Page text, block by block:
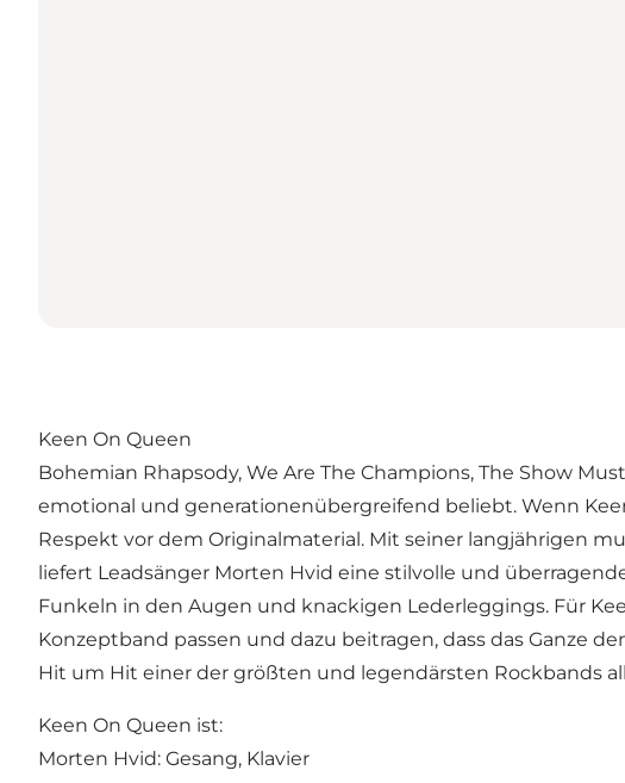
Keen On Queen
Bohemian Rhapsody, We Are The Champions, The Show
emotional und generationenübergreifend beliebt. Wenn
Respekt vor dem Originalmaterial. Mit seiner langjährigen
liefert Leadsänger Morten Hvid eine stilvolle und
Funkeln in den Augen und knackigen Lederleggings. Für
Konzeptband passen und dazu beitragen, dass das Ganze
Hit um Hit einer der größten und legendärsten Rockbands
Keen On Queen ist:
Morten Hvid: Gesang, Klavier